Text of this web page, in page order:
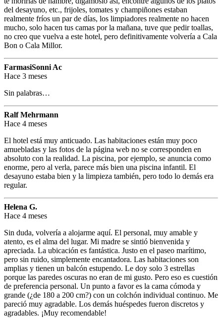
del desayuno, etc., frijoles, tomates y champiñones estaban
realmente fríos un par de días, los limpiadores realmente no hacen
mucho, solo hacen tus camas por la mañana, tuve que pedir toallas,
no creo que vuelva a este hotel, pero definitivamente volvería a Cala
Bon o Cala Millor.
FarmasiSonni Ac
Hace 3 meses
Sin palabras…
Ralf Mehrmann
Hace 4 meses
El hotel está muy anticuado. Las habitaciones están muy poco
amuebladas y las fotos de la página web no se corresponden en
absoluto con la realidad. La piscina, por ejemplo, se anuncia como
enorme, pero al verla, parece más bien una piscina infantil. El
desayuno estaba bien y la limpieza también, pero todo lo demás era
regular.
Helena G.
Hace 4 meses
Sin duda, volvería a alojarme aquí. El personal, muy amable y
atento, es el alma del lugar. Mi madre se sintió bienvenida y
apreciada. La ubicación es fantástica. Justo en el paseo marítimo,
pero sin ruido, simplemente encantadora. Las habitaciones son
amplias y tienen un balcón estupendo. Le doy solo 3 estrellas
porque las paredes oscuras no eran de mi gusto. Pero eso es cuestión
de preferencia personal. Un punto a favor es la cama cómoda y
grande (¿de 180 a 200 cm?) con un colchón individual continuo. Me
pareció muy agradable. Los demás huéspedes fueron discretos y
agradables. ¡Muy recomendable!